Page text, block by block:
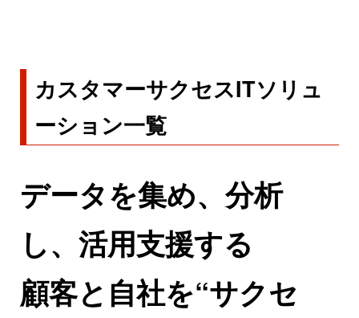
カスタマーサクセスITソリュ
ーション一覧
データを集め、分析
し、活用支援する
顧客と自社を“サクセ